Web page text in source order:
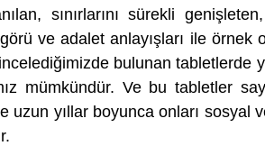
sınırlarını sürekli
ve adalet anlayışları ile örnek
bulunan tabletlerde
mümkündür. Ve bu tabletler
uzun yıllar boyunca onları sosyal